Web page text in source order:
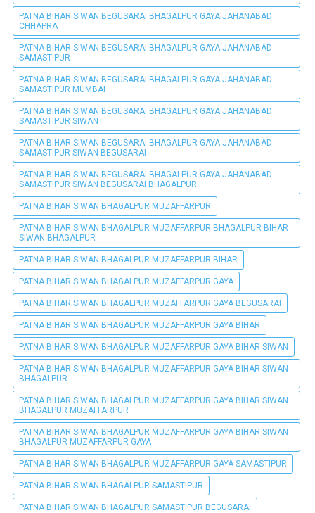
PATNA BIHAR SIWAN BEGUSARAI BHAGALPUR GAYA JAHANABAD
CHHAPRA
PATNA BIHAR SIWAN BEGUSARAI BHAGALPUR GAYA JAHANABAD
SAMASTIPUR
PATNA BIHAR SIWAN BEGUSARAI BHAGALPUR GAYA JAHANABAD
SAMASTIPUR MUMBAI
PATNA BIHAR SIWAN BEGUSARAI BHAGALPUR GAYA JAHANABAD
SAMASTIPUR SIWAN
PATNA BIHAR SIWAN BEGUSARAI BHAGALPUR GAYA JAHANABAD
SAMASTIPUR SIWAN BEGUSARAI
PATNA BIHAR SIWAN BEGUSARAI BHAGALPUR GAYA JAHANABAD
SAMASTIPUR SIWAN BEGUSARAI BHAGALPUR
PATNA BIHAR SIWAN BHAGALPUR MUZAFFARPUR
PATNA BIHAR SIWAN BHAGALPUR MUZAFFARPUR BHAGALPUR BIHAR
SIWAN BHAGALPUR
PATNA BIHAR SIWAN BHAGALPUR MUZAFFARPUR BIHAR
PATNA BIHAR SIWAN BHAGALPUR MUZAFFARPUR GAYA
PATNA BIHAR SIWAN BHAGALPUR MUZAFFARPUR GAYA BEGUSARAI
PATNA BIHAR SIWAN BHAGALPUR MUZAFFARPUR GAYA BIHAR
PATNA BIHAR SIWAN BHAGALPUR MUZAFFARPUR GAYA BIHAR SIWAN
PATNA BIHAR SIWAN BHAGALPUR MUZAFFARPUR GAYA BIHAR SIWAN
BHAGALPUR
PATNA BIHAR SIWAN BHAGALPUR MUZAFFARPUR GAYA BIHAR SIWAN
BHAGALPUR MUZAFFARPUR
PATNA BIHAR SIWAN BHAGALPUR MUZAFFARPUR GAYA BIHAR SIWAN
BHAGALPUR MUZAFFARPUR GAYA
PATNA BIHAR SIWAN BHAGALPUR MUZAFFARPUR GAYA SAMASTIPUR
PATNA BIHAR SIWAN BHAGALPUR SAMASTIPUR
PATNA BIHAR SIWAN BHAGALPUR SAMASTIPUR BEGUSARAI